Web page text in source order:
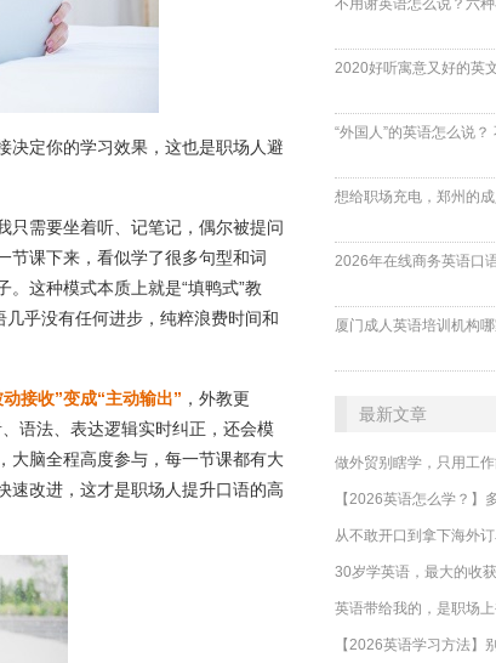
决定你的学习效果，这也是职场人避
只需要坐着听、记笔记，偶尔被提问
节课下来，看似学了很多句型和词
这种模式本质上就是“填鸭式”教
乎没有任何进步，纯粹浪费时间和
接收”变成“主动输出” ，外教更
语法、表达逻辑实时纠正，还会模
大脑全程高度参与，每一节课都有大
速改进，这才是职场人提升口语的高
“外国人”的英语怎么说？
厦门成人英语培训机构
最新文章
做外贸别瞎学，只用工
从不敢开口到拿下海外
30岁学英语，最大的收